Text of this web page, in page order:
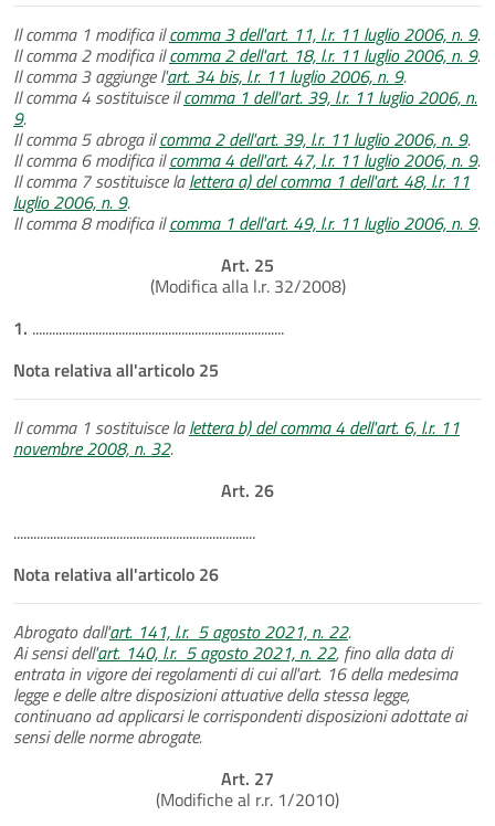
Il comma 1 modifica ilcomma 3 dell'art. 11, l.r. 11 luglio 2006, n. 9.
Il comma 2 modifica ilcomma 2 dell'art. 18, l.r. 11 luglio 2006, n. 9.
Il comma 3 aggiunge l'art. 34 bis, l.r. 11 luglio 2006, n. 9.
Il comma 4 sostituisce ilcomma 1 dell'art. 39, l.r. 11 luglio 2006, n.
9.
Il comma 5 abroga ilcomma 2 dell'art. 39, l.r. 11 luglio 2006, n. 9.
Il comma 6 modifica ilcomma 4 dell'art. 47, l.r. 11 luglio 2006, n. 9.
Il comma 7 sostituisce lalettera a) del comma 1 dell'art. 48, l.r. 11
luglio 2006, n. 9.
Il comma 8 modifica ilcomma 1 dell'art. 49, l.r. 11 luglio 2006, n. 9.
Art. 25
(Modifica alla l.r. 32/2008)
1. ............................................................................
Nota relativa all'articolo 25
Il comma 1 sostituisce lalettera b) del comma 4 dell'art. 6, l.r. 11
novembre 2008, n. 32.
Art. 26
.........................................................................
Nota relativa all'articolo 26
Abrogato dall'art. 141, l.r. 5 agosto 2021, n. 22.
Ai sensi dell'art. 140, l.r. 5 agosto 2021, n. 22, fino alla data di
entrata in vigore dei regolamenti di cui all'art. 16 della medesima
legge e delle altre disposizioni attuative della stessa legge,
continuano ad applicarsi le corrispondenti disposizioni adottate ai
sensi delle norme abrogate.
Art. 27
(Modifiche al r.r. 1/2010)